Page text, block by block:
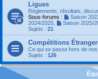
Ligues
Règlements, résultats,
Sous-forums :
Saison
2024/2025
Saison 2025/
Sujets : 21
Compétitions
Ce qui se passe hors de
Sujets : 126